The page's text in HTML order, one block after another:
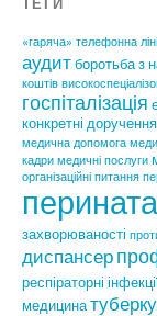
ТЕГИ
«гаряча» телефонна
аудит боротьба з
коштів
госпіталізація
конкретні доручення
медична допомога
кадри медичні послуги
організаційні питання
захворюваності
диспансер
респіраторні
медицина